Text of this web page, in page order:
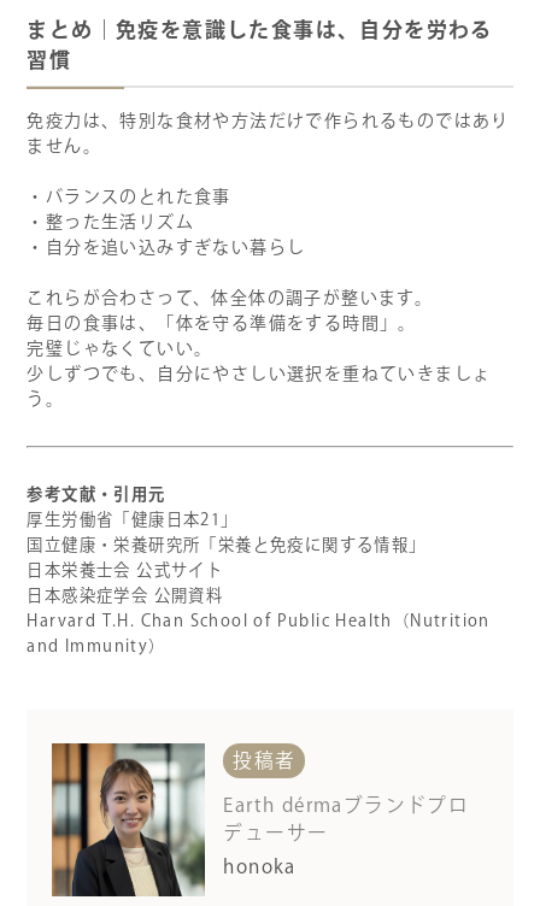
まとめ｜免疫を意識した食事は、自分を労わる
習慣
免疫力は、特別な食材や方法だけで作られるものではあり
ません。
・バランスのとれた食事
・整った生活リズム
・自分を追い込みすぎない暮らし
これらが合わさって、体全体の調子が整います。
毎日の食事は、「体を守る準備をする時間」。
完璧じゃなくていい。
少しずつでも、自分にやさしい選択を重ねていきましょ
う。
参考文献・引用元
厚生労働省「健康日本21」
国立健康・栄養研究所「栄養と免疫に関する情報」
日本栄養士会 公式サイト
日本感染症学会 公開資料
Harvard T.H. Chan School of Public Health（Nutrition
and Immunity）
投稿者
Earth dérmaブランドプロ
デューサー
honoka